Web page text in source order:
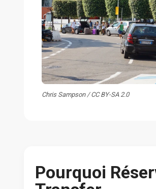
Chris Sampson / CC BY-SA 2.0
Pourquoi